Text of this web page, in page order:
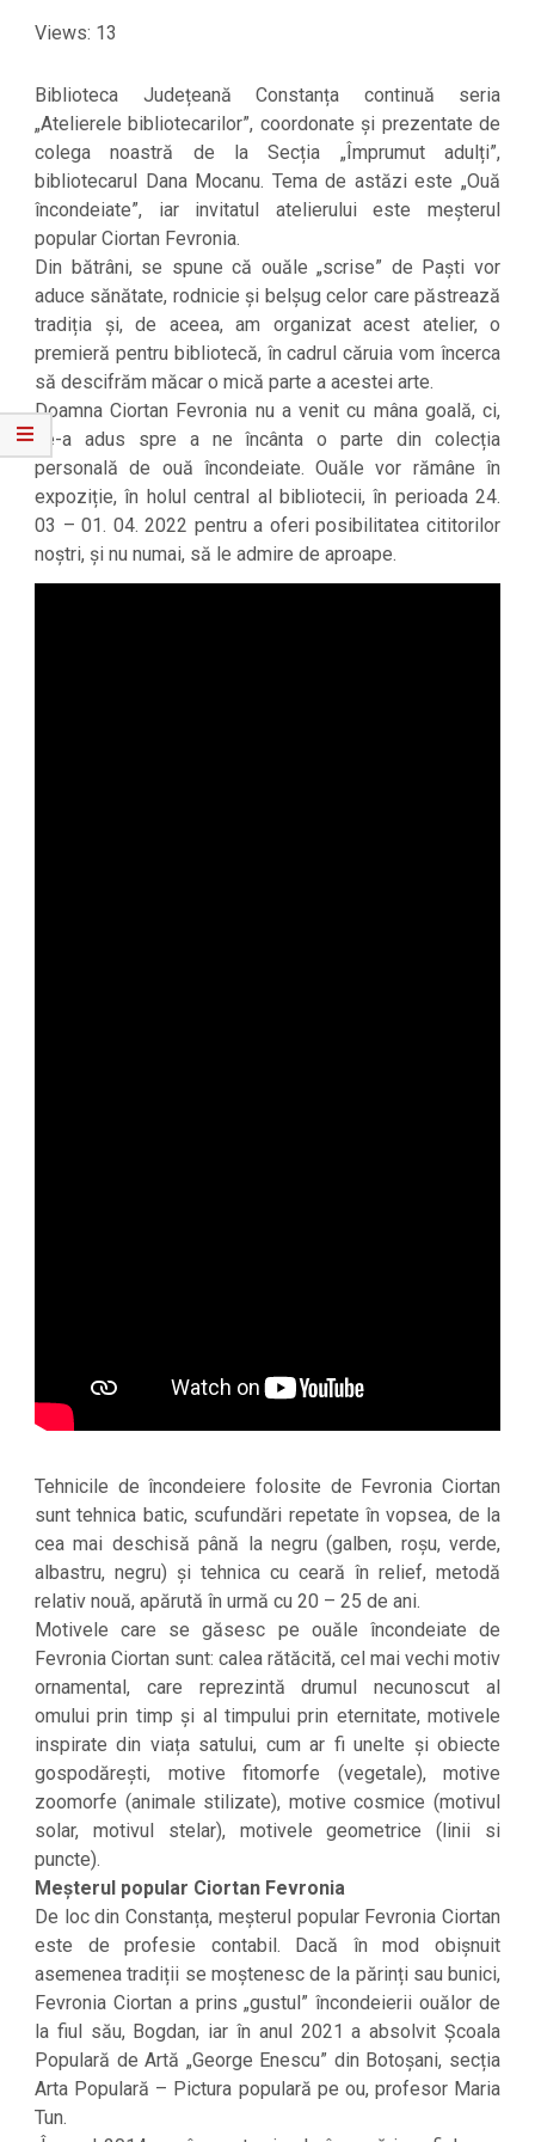
Views: 13
Biblioteca Județeană Constanța continuă seria
„Atelierele bibliotecarilor”, coordonate și prezentate de
colega noastră de la Secția „Împrumut adulți”,
bibliotecarul Dana Mocanu. Tema de astăzi este „Ouă
încondeiate”, iar invitatul atelierului este meșterul
popular Ciortan Fevronia.
Din bătrâni, se spune că ouăle „scrise” de Paști vor
aduce sănătate, rodnicie și belșug celor care păstrează
tradiția și, de aceea, am organizat acest atelier, o
premieră pentru bibliotecă, în cadrul căruia vom încerca
să descifrăm măcar o mică parte a acestei arte.
Doamna Ciortan Fevronia nu a venit cu mâna goală, ci,
ne-a adus spre a ne încânta o parte din colecția
personală de ouă încondeiate. Ouăle vor rămâne în
expoziție, în holul central al bibliotecii, în perioada 24.
03 – 01. 04. 2022 pentru a oferi posibilitatea cititorilor
noștri, și nu numai, să le admire de aproape.
Tehnicile de încondeiere folosite de Fevronia Ciortan
sunt tehnica batic, scufundări repetate în vopsea, de la
cea mai deschisă până la negru (galben, roșu, verde,
albastru, negru) și tehnica cu ceară în relief, metodă
relativ nouă, apărută în urmă cu 20 – 25 de ani.
Motivele care se găsesc pe ouăle încondeiate de
Fevronia Ciortan sunt: calea rătăcită, cel mai vechi motiv
ornamental, care reprezintă drumul necunoscut al
omului prin timp și al timpului prin eternitate, motivele
inspirate din viața satului, cum ar fi unelte și obiecte
gospodărești, motive fitomorfe (vegetale), motive
zoomorfe (animale stilizate), motive cosmice (motivul
solar, motivul stelar), motivele geometrice (linii si
puncte).
Meșterul popular Ciortan Fevronia
De loc din Constanța, meșterul popular Fevronia Ciortan
este de profesie contabil. Dacă în mod obișnuit
asemenea tradiții se moștenesc de la părinți sau bunici,
Fevronia Ciortan a prins „gustul” încondeierii ouălor de
la fiul său, Bogdan, iar în anul 2021 a absolvit Școala
Populară de Artă „George Enescu” din Botoșani, secția
Arta Populară – Pictura populară pe ou, profesor Maria
Tun.